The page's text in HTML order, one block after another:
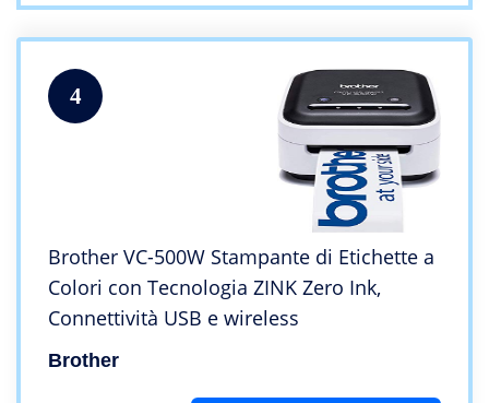
4
Brother VC-500W Stampante di Etichette a
Colori con Tecnologia ZINK Zero Ink,
Connettività USB e wireless
Brother